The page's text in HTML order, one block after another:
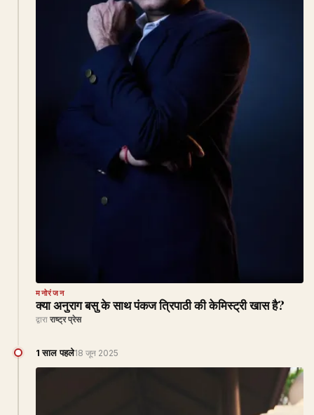
मनोरंजन
क्या अनुराग बसु के साथ पंकज त्रिपाठी की केमिस्ट्री खास है?
द्वारा राष्ट्र प्रेस
1 साल पहले18 जून 2025